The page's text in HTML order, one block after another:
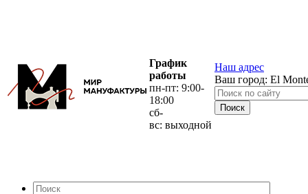
График
работы
пн-пт: 9:00-
18:00
сб-
вс: выходной
Наш адрес
Ваш город: El